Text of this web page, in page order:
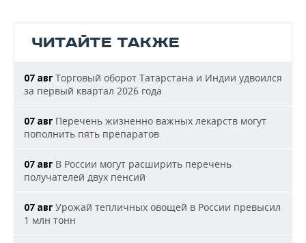
ЧИТАЙТЕ ТАКЖЕ
07 авг Торговый оборот Татарстана и Индии удвоился
за первый квартал 2026 года
07 авг Перечень жизненно важных лекарств могут
пополнить пять препаратов
07 авг В России могут расширить перечень
получателей двух пенсий
07 авг Урожай тепличных овощей в России превысил
1 млн тонн